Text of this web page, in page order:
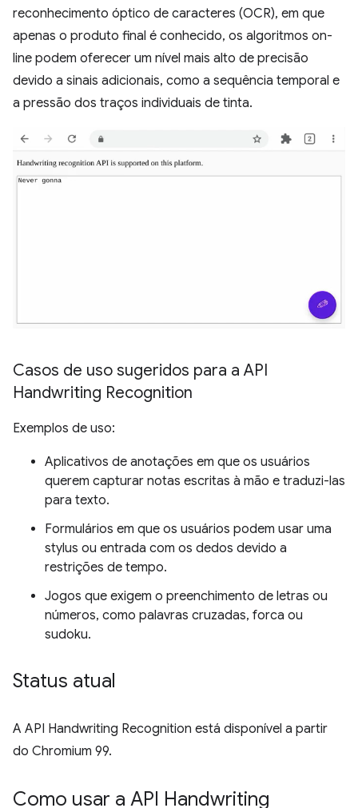
reconhecimento óptico de caracteres (OCR), em que
apenas o produto final é conhecido, os algoritmos on-
line podem oferecer um nível mais alto de precisão
devido a sinais adicionais, como a sequência temporal e
a pressão dos traços individuais de tinta.
Casos de uso sugeridos para a API
Handwriting Recognition
Exemplos de uso:
Aplicativos de anotações em que os usuários
querem capturar notas escritas à mão e traduzi-las
para texto.
Formulários em que os usuários podem usar uma
stylus ou entrada com os dedos devido a
restrições de tempo.
Jogos que exigem o preenchimento de letras ou
números, como palavras cruzadas, forca ou
sudoku.
Status atual
A API Handwriting Recognition está disponível a partir
do Chromium 99.
Como usar a API Handwriting